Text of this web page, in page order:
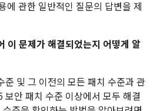
에 관한 일반적인 질문의 답변을 제
이 문제가 해결되었는지 어떻게 알
및 그 이전의 모든 패치 수준과 관
안 패치 수준 이상에서 모두 해결